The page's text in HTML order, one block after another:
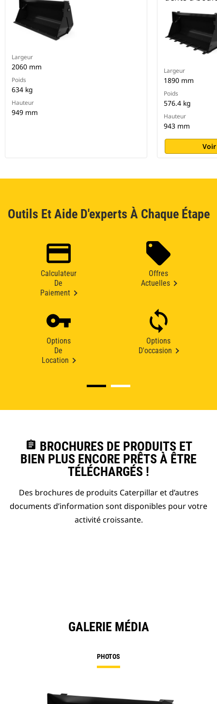
Largeur
2060 mm
Poids
634 kg
Hauteur
949 mm
Largeur
1890 mm
Poids
576.4 kg
Hauteur
943 mm
Outils Et Aide D'experts À Chaque Étape
Calculateur
De
Paiement
Offres
Actuelles
Options
De
Location
Options
D'occasion
assignment BROCHURES DE PRODUITS ET
BIEN PLUS ENCORE PRÊTS À ÊTRE
TÉLÉCHARGÉS !
Des brochures de produits Caterpillar et d’autres
documents d’information sont disponibles pour votre
activité croissante.
GALERIE MÉDIA
PHOTOS